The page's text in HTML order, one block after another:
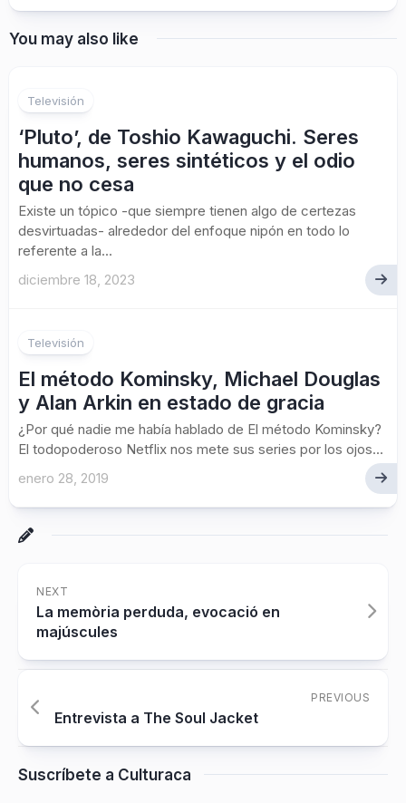
You may also like
Televisión
‘Pluto’, de Toshio Kawaguchi. Seres
humanos, seres sintéticos y el odio
que no cesa
Existe un tópico -que siempre tienen algo de certezas
desvirtuadas- alrededor del enfoque nipón en todo lo
referente a la...
diciembre 18, 2023
Televisión
El método Kominsky, Michael Douglas
y Alan Arkin en estado de gracia
¿Por qué nadie me había hablado de El método Kominsky?
El todopoderoso Netflix nos mete sus series por los ojos...
enero 28, 2019
NEXT
La memòria perduda, evocació en
majúscules
PREVIOUS
Entrevista a The Soul Jacket
Suscríbete a Culturaca